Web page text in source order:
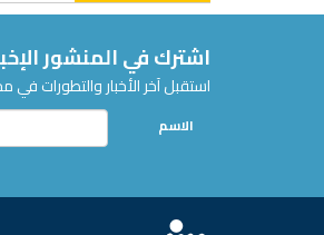
اشترك في المنشور
استقبل آخر الأخبار والتطورات
الاسم